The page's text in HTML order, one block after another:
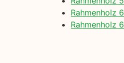
Rahmenholz
Rahmenholz